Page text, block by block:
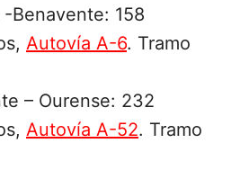
Benavente: 158
Autovía A-6. Tramo
– Ourense: 232
Autovía A-52. Tramo